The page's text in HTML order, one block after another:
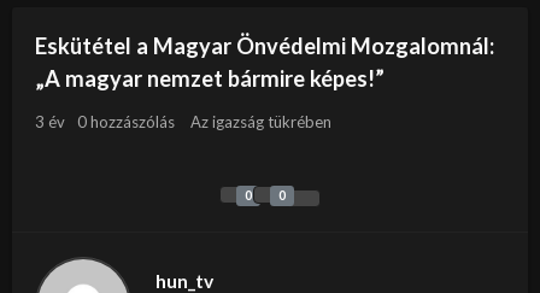
Eskütétel a Magyar Önvédelmi Mozgalomnál:
„A magyar nemzet bármire képes!”
3 év 0 hozzászólás Az igazság tükrében
0 0
hun_tv